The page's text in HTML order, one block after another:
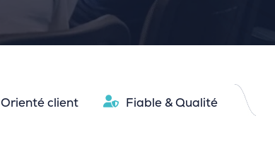
Orienté client Fiable & Qualité